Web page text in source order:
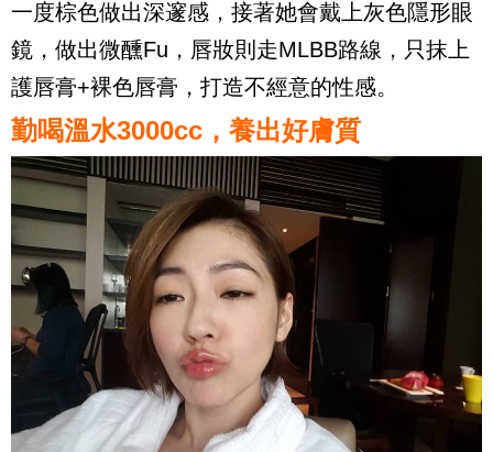
一度棕色做出深邃感，接著她會戴上灰色隱形眼
鏡，做出微醺Fu，唇妝則走MLBB路線，只抹上
護唇膏+裸色唇膏，打造不經意的性感。
勤喝溫水3000cc，養出好膚質